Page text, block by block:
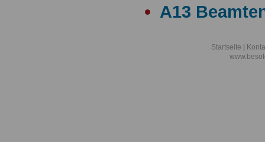
A13
A13
Startseite